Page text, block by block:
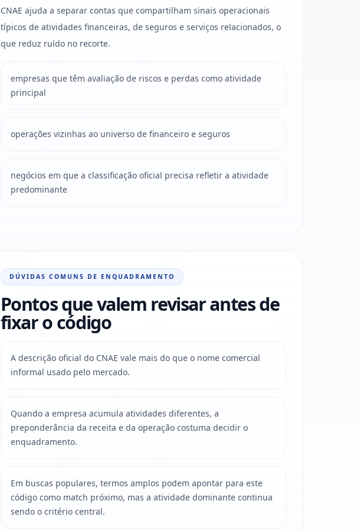
CNAE ajuda a separar contas que compartilham sinais operacionais
típicos de atividades financeiras, de seguros e serviços relacionados, o
que reduz ruído no recorte.
empresas que têm avaliação de riscos e perdas como atividade
principal
operações vizinhas ao universo de financeiro e seguros
negócios em que a classificação oficial precisa refletir a atividade
predominante
DÚVIDAS COMUNS DE ENQUADRAMENTO
Pontos que valem revisar antes de
fixar o código
A descrição oficial do CNAE vale mais do que o nome comercial
informal usado pelo mercado.
Quando a empresa acumula atividades diferentes, a
preponderância da receita e da operação costuma decidir o
enquadramento.
Em buscas populares, termos amplos podem apontar para este
código como match próximo, mas a atividade dominante continua
sendo o critério central.